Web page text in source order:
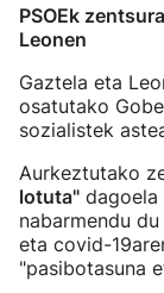
PSOEk
Leonen
Gaztela eta
osatutako
sozialistek
Aurkeztutako
lotuta" dagoela
nabarmendu
eta covid-
"pasibotasuna